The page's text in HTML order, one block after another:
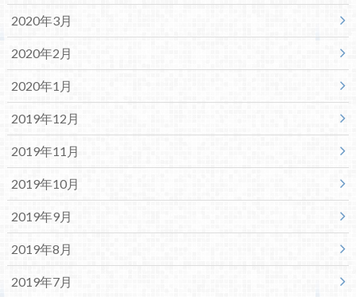
2020年3月
2020年2月
2020年1月
2019年12月
2019年11月
2019年10月
2019年9月
2019年8月
2019年7月